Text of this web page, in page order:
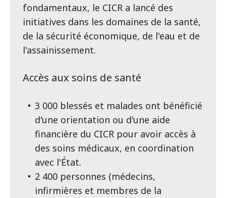
fondamentaux, le CICR a lancé des
initiatives dans les domaines de la santé,
de la sécurité économique, de l'eau et de
l'assainissement.
Accès aux soins de santé
3 000 blessés et malades ont bénéficié
d'une orientation ou d'une aide
financière du CICR pour avoir accès à
des soins médicaux, en coordination
avec l'État.
2 400 personnes (médecins,
infirmières et membres de la